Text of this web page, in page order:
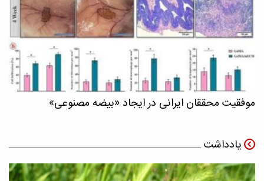
موفقیت محققان ایرانی در ایجاد «بیضه مصنوعی»
یادداشت